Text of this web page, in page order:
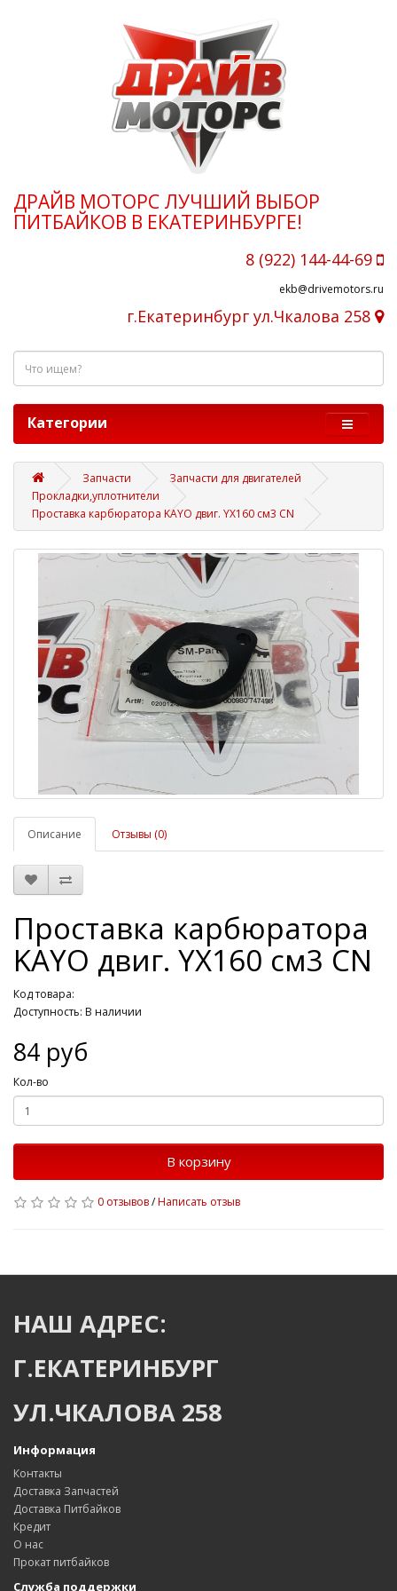
ДРАЙВ МОТОРС ЛУЧШИЙ ВЫБОР
ПИТБАЙКОВ В ЕКАТЕРИНБУРГЕ!
8 (922) 144-44-69
ekb@drivemotors.ru
г.Екатеринбург ул.Чкалова 258
Категории
Запчасти
Запчасти для двигателей
Прокладки,уплотнители
Проставка карбюратора KAYO двиг. YX160 см3 CN
Описание Отзывы (0)
Проставка карбюратора
KAYO двиг. YX160 см3 CN
Код товара:
Доступность: В наличии
84 руб
Кол-во
В корзину
0 отзывов/Написать отзыв
НАШ АДРЕС:
Г.ЕКАТЕРИНБУРГ
УЛ.ЧКАЛОВА 258
Информация
Контакты
Доставка Запчастей
Доставка Питбайков
Кредит
О нас
Прокат питбайков
Служба поддержки